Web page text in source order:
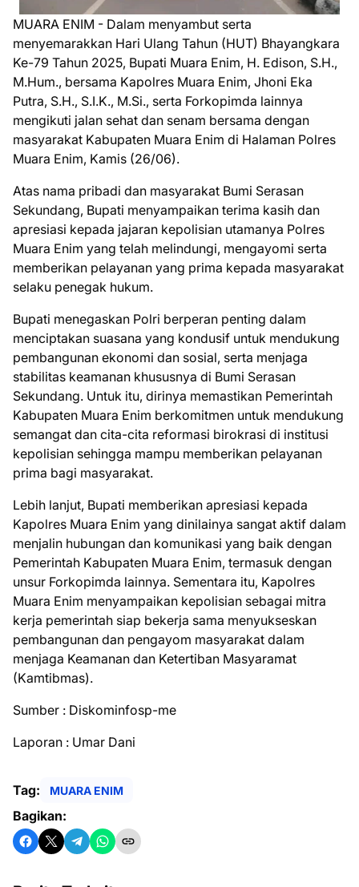
MUARA ENIM - Dalam menyambut serta
menyemarakkan Hari Ulang Tahun (HUT) Bhayangkara
Ke-79 Tahun 2025, Bupati Muara Enim, H. Edison, S.H.,
M.Hum., bersama Kapolres Muara Enim, Jhoni Eka
Putra, S.H., S.I.K., M.Si., serta Forkopimda lainnya
mengikuti jalan sehat dan senam bersama dengan
masyarakat Kabupaten Muara Enim di Halaman Polres
Muara Enim, Kamis (26/06).
Atas nama pribadi dan masyarakat Bumi Serasan
Sekundang, Bupati menyampaikan terima kasih dan
apresiasi kepada jajaran kepolisian utamanya Polres
Muara Enim yang telah melindungi, mengayomi serta
memberikan pelayanan yang prima kepada masyarakat
selaku penegak hukum.
Bupati menegaskan Polri berperan penting dalam
menciptakan suasana yang kondusif untuk mendukung
pembangunan ekonomi dan sosial, serta menjaga
stabilitas keamanan khususnya di Bumi Serasan
Sekundang. Untuk itu, dirinya memastikan Pemerintah
Kabupaten Muara Enim berkomitmen untuk mendukung
semangat dan cita-cita reformasi birokrasi di institusi
kepolisian sehingga mampu memberikan pelayanan
prima bagi masyarakat.
Lebih lanjut, Bupati memberikan apresiasi kepada
Kapolres Muara Enim yang dinilainya sangat aktif dalam
menjalin hubungan dan komunikasi yang baik dengan
Pemerintah Kabupaten Muara Enim, termasuk dengan
unsur Forkopimda lainnya. Sementara itu, Kapolres
Muara Enim menyampaikan kepolisian sebagai mitra
kerja pemerintah siap bekerja sama menyukseskan
pembangunan dan pengayom masyarakat dalam
menjaga Keamanan dan Ketertiban Masyaramat
(Kamtibmas).
Sumber : Diskominfosp-me
Laporan : Umar Dani
Tag: MUARA ENIM
Bagikan: